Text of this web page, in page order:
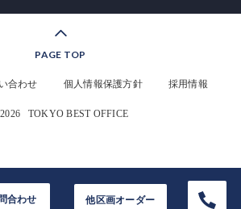
合わせ 他区画オーダー
PAGE TOP
合わせ 個人情報保護方針 採用情報
TOKYO BEST OFFICE